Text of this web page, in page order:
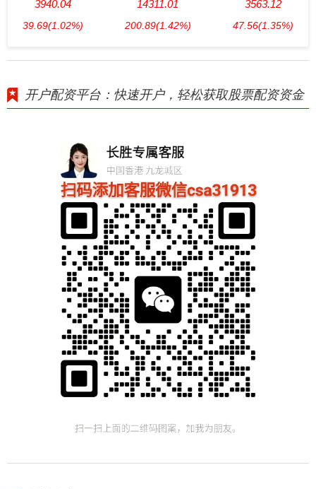
3940.04
39.69(1.02%)
14311.01
200.89(1.42%)
3563.12
47.56(1.35%)
开户配资平台：快速开户，轻松获取股票配资资金